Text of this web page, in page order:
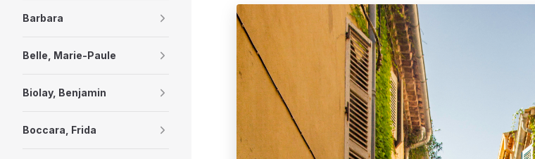
Barbara
Belle, Marie-Paule
Biolay, Benjamin
Boccara, Frida